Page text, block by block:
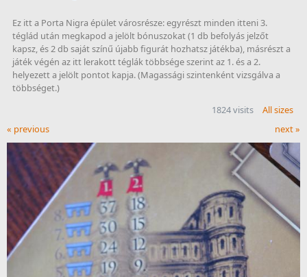
Ez itt a Porta Nigra épület városrésze: egyrészt minden itteni 3.
téglád után megkapod a jelölt bónuszokat (1 db befolyás jelzőt
kapsz, és 2 db saját színű újabb figurát hozhatsz játékba), másrészt a
játék végén az itt lerakott téglák többsége szerint az 1. és a 2.
helyezett a jelölt pontot kapja. (Magassági szintenként vizsgálva a
többséget.)
1824 visits
All sizes
« previous
next »